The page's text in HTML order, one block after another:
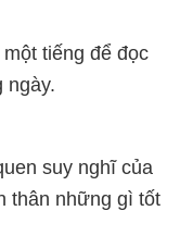
tiếng để đọc
ngày.
suy nghĩ của
thân những gì tốt